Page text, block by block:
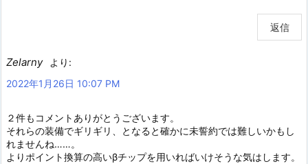
返信
Zelarny
より:
2022年1月26日 10:07 PM
２件もコメントありがとうございます。
それらの装備でギリギリ、となると確かに未誓約では難しいかもし
れませんね……。
よりポイント換算の高いβチップを用いればいけそうな気はします。